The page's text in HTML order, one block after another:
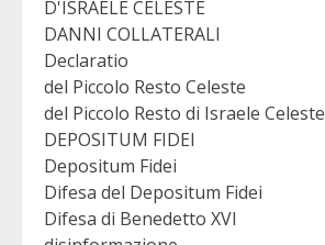
D'ISRAELE CELESTE
DANNI COLLATERALI
Declaratio
del Piccolo Resto Celeste
del Piccolo Resto di Israele Celeste
DEPOSITUM FIDEI
Depositum Fidei
Difesa del Depositum Fidei
Difesa di Benedetto XVI